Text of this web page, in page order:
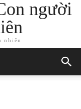
người
nhiên